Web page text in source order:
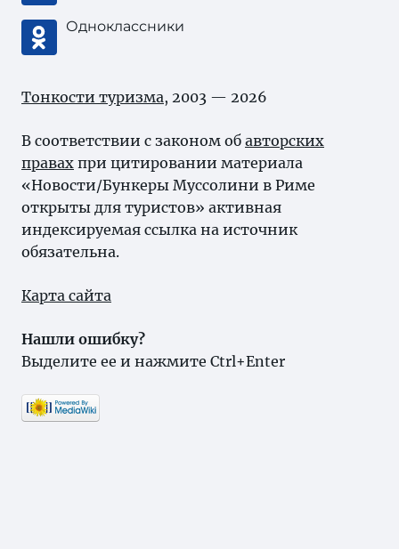
Одноклассники
Тонкости туризма, 2003 — 2026
В соответствии с законом об авторских
правах при цитировании материала
«Новости/Бункеры Муссолини в Риме
открыты для туристов» активная
индексируемая ссылка на источник
обязательна.
Карта сайта
Нашли ошибку?
Выделите ее и нажмите Ctrl+Enter